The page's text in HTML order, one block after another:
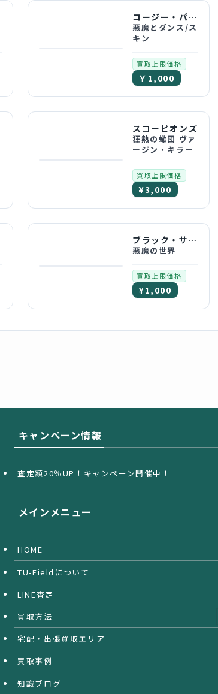
コージー・パウエル
悪魔とダンス/ス
キン
買取上限価格
￥1,000
スコーピオンズ
狂熱の蠍団 ヴァ
ージン・キラー
買取上限価格
¥3,000
ブラック・サバス
悪魔の世界
買取上限価格
¥1,000
キャンペーン情報
査定額20％UP！キャンペーン開催中！
メインメニュー
HOME
TU-Fieldについて
LINE査定
買取方法
宅配・出張買取エリア
買取事例
知識ブログ